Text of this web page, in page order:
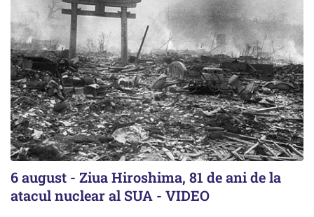
6 august - Ziua Hiroshima, 81 de ani de la
atacul nuclear al SUA - VIDEO